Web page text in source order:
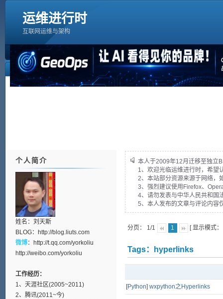
运维进行时
互联网运维与架构
本人于2009年12月迁移至独立
1、欢迎光临运维进行时，希望
2、本站部分资源来源于网络，
3、强烈建议使用Firefox、
4、请勿发表与中华人民共和国
5、本人发布的文章与评论内容
分页： 1/1 1 [ 显示模式
Tags：hyperlinks
[Python] wxpython之Hyperlinks
个人简介
姓名：刘天斯
BLOG： http://blog.liuts.com
微博： http://t.qq.com/yorkoliu
http://weibo.com/yorkoliu
工作经历：
1、天涯社区(2005~2011)
2、腾讯(2011~今)